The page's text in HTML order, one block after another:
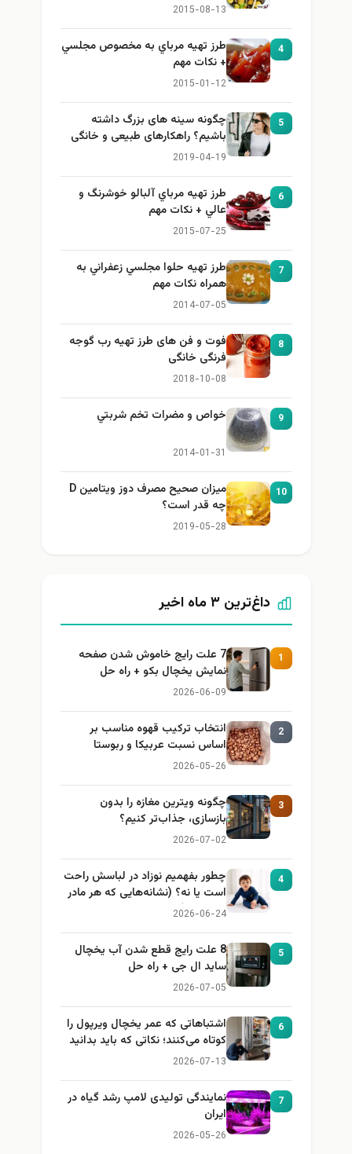
2015-08-13
4
طرز تهيه مرباي به مخصوص مجلسي
+ نكات مهم
2015-01-12
5
چگونه سینه های بزرگ داشته
باشیم؟ راهکارهای طبیعی و خانگی
برای بزرگ کردن سینه
2019-04-19
6
طرز تهيه مرباي آلبالو خوشرنگ و
عالي + نكات مهم
2015-07-25
7
طرز تهيه حلوا مجلسي زعفراني به
همراه نكات مهم
2014-07-05
8
فوت و فن های طرز تهیه رب گوجه
فرنگی خانگی
2018-10-08
9 خواص و مضرات تخم شربتي
2014-01-31
10
میزان صحیح مصرف دوز ویتامین D
چه قدر است؟
2019-05-28
داغ‌ترین ۳ ماه اخیر
7 علت رایج خاموش شدن صفحه
نمایش یخچال بکو + راه حل
2026-06-09
2
انتخاب ترکیب قهوه مناسب بر
اساس نسبت عربیکا و ربوستا
2026-05-26
3
چگونه ویترین مغازه را بدون
بازسازی، جذاب‌تر کنیم؟
2026-07-02
4
چطور بفهمیم نوزاد در لباسش راحت
است یا نه؟ (نشانه‌هایی که هر مادر
باید بداند)
2026-06-24
5
8 علت رایج قطع شدن آب یخچال
ساید ال جی + راه حل
2026-07-05
6
اشتباهاتی که عمر یخچال ویرپول را
کوتاه می‌کنند؛ نکاتی که باید بدانید
2026-07-13
7
نمایندگی تولیدی لامپ رشد گیاه در
ایران
2026-05-26